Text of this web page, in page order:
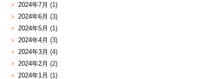
2024年7月 (1)
2024年6月 (3)
2024年5月 (1)
2024年4月 (3)
2024年3月 (4)
2024年2月 (2)
2024年1月 (1)